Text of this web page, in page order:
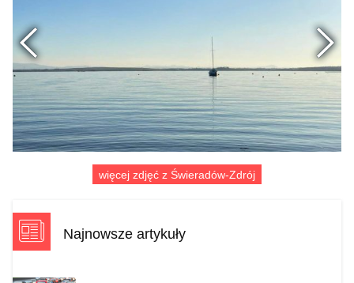
Poprzednie
więcej zdjęć z Świeradów-Zdrój
Najnowsze artykuły